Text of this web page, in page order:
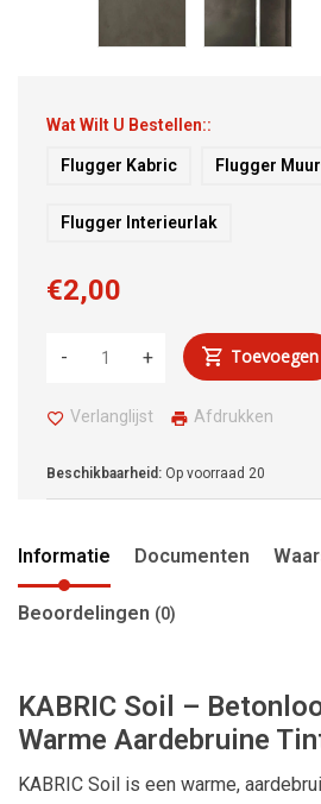
Wat Wilt U Bestellen::
Flugger Kabric Flugger
Flugger Interieurlak
€2,00
+
- Toevoegen
Verlanglijst Afdrukken
Beschikbaarheid: Op voorraad 20
Informatie Documenten
Beoordelingen (0)
KABRIC Soil –
Warme Aardebruine
KABRIC Soil is een warme,